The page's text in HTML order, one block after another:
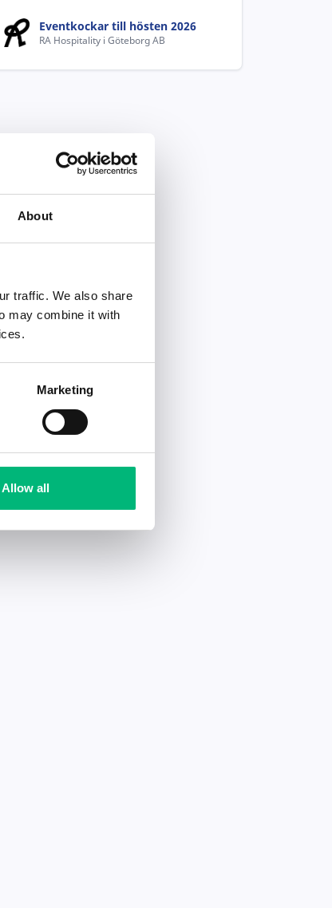
About
traffic. We also share
may combine it with
Marketing
Allow all
Eventkockar till hösten 2026
RA Hospitality i Göteborg AB